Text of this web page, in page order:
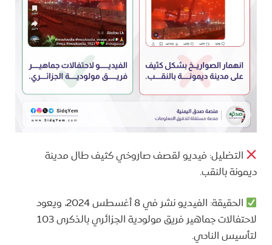
التضليل: فيديو لقصف صاروخي كثيف طال مدينة
ديمونة بالنقب.
الحقيقة: الفيديو نشر في 8 أغسطس 2024، ويعود
لاحتفالات جماهير فريق مولودية الجزائري بالذكرى 103
لتأسيس النادي.